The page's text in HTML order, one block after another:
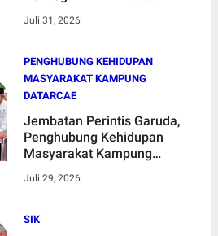
Juli 31, 2026
PENGHUBUNG KEHIDUPAN
MASYARAKAT KAMPUNG
DATARCAE
Jembatan Perintis Garuda,
Penghubung Kehidupan
Masyarakat Kampung
Juli 29, 2026
SIK